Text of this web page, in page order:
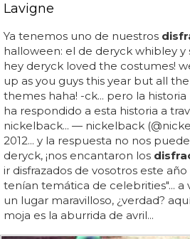
Lavigne
Ya tenemos uno de nuestros
halloween: el de deryck whibley y
hey deryck loved the costumes!
up as you guys this year but all
themes haha! -ck... pero la
ha respondido a esta historia a
nickelback... — nickelback
2012... y la respuesta no nos
deryck, ¡nos encantaron los
ir disfrazados de vosotros este
tenían temática de celebrities"... a
un lugar maravilloso, ¿verdad?
moja es la aburrida de avril...